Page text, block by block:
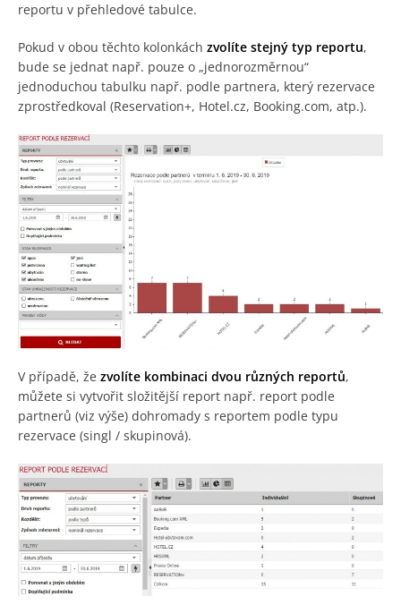
reportu v přehledové tabulce.
Pokud v obou těchto kolonkách zvolíte stejný typ reportu,
bude se jednat např. pouze o „jednorozměrnou“
jednoduchou tabulku např. podle partnera, který rezervace
zprostředkoval (Reservation+, Hotel.cz, Booking.com, atp.).
V případě, že zvolíte kombinaci dvou různých reportů,
můžete si vytvořit složitější report např. report podle
partnerů (viz výše) dohromady s reportem podle typu
rezervace (singl / skupinová).